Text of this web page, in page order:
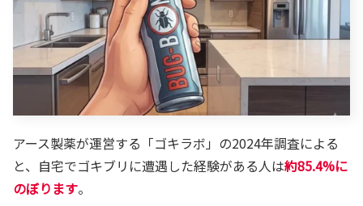
アース製薬が運営する「ゴキラボ」の2024年調査による
と、自宅でゴキブリに遭遇した経験がある人は約85.4%に
のぼります。